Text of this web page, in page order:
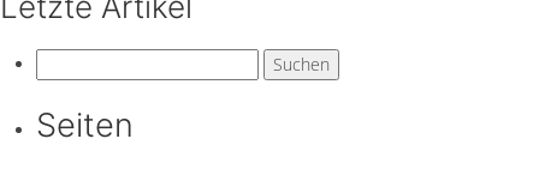
nach:
Seiten